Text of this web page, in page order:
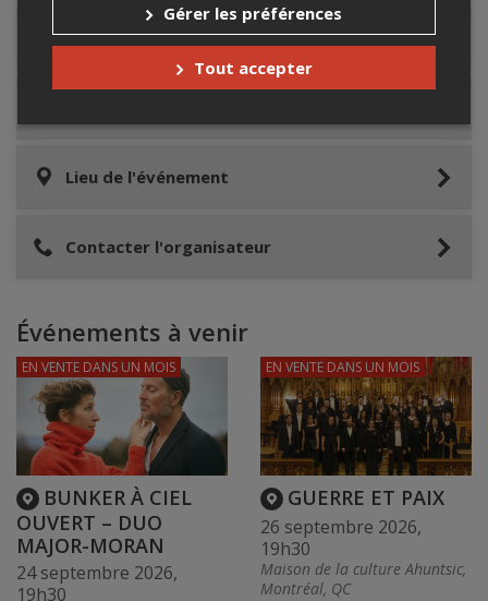
Accès au site de l'événement
Lieu de l'événement
Contacter l'organisateur
Événements à venir
BUNKER À CIEL
OUVERT – DUO
MAJOR-MORAN
24 septembre 2026,
19h30
EN VENTE DANS UN MOIS
GUERRE ET PAIX
26 septembre 2026,
19h30
Maison de la culture Ahuntsic,
Montréal, QC
EN VENTE DANS UN MOIS
Gérer les préférences
Tout accepter